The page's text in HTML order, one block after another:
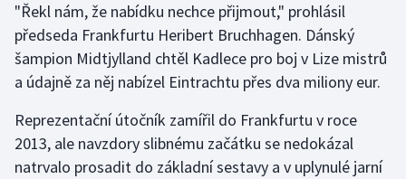
Florbal
Futsal
Golf
Gymnastika
"Řekl nám, že nabídku nechce přijmout," prohlásil
předseda Frankfurtu Heribert Bruchhagen. Dánský
šampion Midtjylland chtěl Kadlece pro boj v Lize mistrů
a údajně za něj nabízel Eintrachtu přes dva miliony eur.
Reprezentační útočník zamířil do Frankfurtu v roce
2013, ale navzdory slibnému začátku se nedokázal
natrvalo prosadit do základní sestavy a v uplynulé jarní